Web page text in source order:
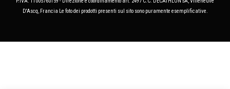
D'Ascq, Francia Le foto dei prodotti presenti sul sito sono puramente esemplificative.